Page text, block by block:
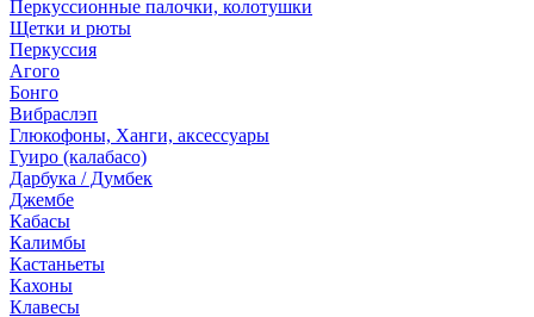
Перкуссионные палочки, колотушки
Щетки и рюты
Перкуссия
Агого
Бонго
Вибраслэп
Глюкофоны, Ханги, аксессуары
Гуиро (калабасо)
Дарбука / Думбек
Джембе
Кабасы
Калимбы
Кастаньеты
Кахоны
Клавесы